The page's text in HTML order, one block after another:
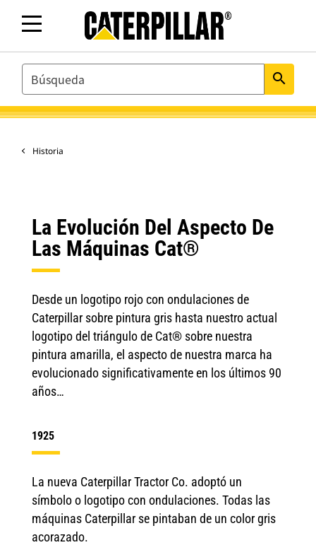
SEARCH search
Historia
La Evolución Del Aspecto De
Las Máquinas Cat®
Desde un logotipo rojo con ondulaciones de
Caterpillar sobre pintura gris hasta nuestro actual
logotipo del triángulo de Cat® sobre nuestra
pintura amarilla, el aspecto de nuestra marca ha
evolucionado significativamente en los últimos 90
años…
1925
La nueva Caterpillar Tractor Co. adoptó un
símbolo o logotipo con ondulaciones. Todas las
máquinas Caterpillar se pintaban de un color gris
acorazado.